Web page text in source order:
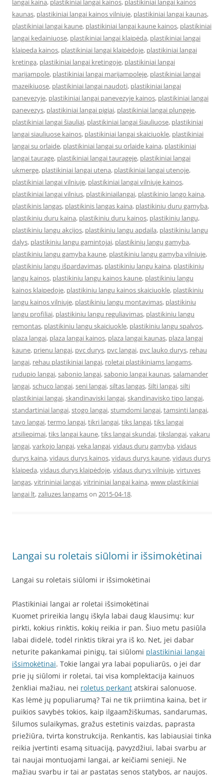
langai kaina, plastikiniai langai kainos, plastikiniai langai kainos
kaunas, plastikiniai langai kainos vilniuje, plastikiniai langai kaunas,
plastikiniai langai kaune, plastikiniai langai kaune kainos, plastikiniai
langai kedainiuose, plastikiniai langai klaipėda, plastikiniai langai
klaipeda kainos, plastikiniai langai klaipėdoje, plastikiniai langai
kretinga, plastikiniai langai kretingoje, plastikiniai langai
marijampole, plastikiniai langai marijampoleje, plastikiniai langai
mazeikiuose, plastikiniai langai naudoti, plastikiniai langai
panevezyje, plastikiniai langai panevezyje kainos, plastikiniai langai
panevezys, plastikiniai langai pigiai, plastikiniai langai plungeje,
plastikiniai langai šiauliai, plastikiniai langai šiauliuose, plastikiniai
langai siauliuose kainos, plastikiniai langai skaiciuokle, plastikiniai
langai su orlaide, plastikiniai langai su orlaide kaina, plastikiniai
langai taurage, plastikiniai langai taurageje, plastikiniai langai
ukmerge, plastikiniai langai utena, plastikiniai langai utenoje,
plastikiniai langai vilniuje, plastikiniai langai vilniuje kainos,
plastikiniai langai vilnius, plastikiniailangai, plastikinio lango kaina,
plastikinis langas, plastikinis langas kaina, plastikinių durų gamyba,
plastikiniu duru kaina, plastikiniu duru kainos, plastikinių langų,
plastikiniu langu akcijos, plastikiniu langu apdaila, plastikiniu langu
dalys, plastikiniu langu gamintojai, plastikinių langų gamyba,
plastikiniu langu gamyba kaune, plastikiniu langu gamyba vilniuje,
plastikinių langų išpardavimas, plastikinių langų kaina, plastikinių
langų kainos, plastikiniu langu kainos kaune, plastikiniu langu
kainos klaipedoje, plastikiniu langu kainos skaiciuokle, plastikiniu
langu kainos vilniuje, plastikiniu langu montavimas, plastikiniu
langu profiliai, plastikiniu langu reguliavimas, plastikiniu langu
remontas, plastikiniu langu skaiciuokle, plastikiniu langu spalvos,
plaza langai, plaza langai kainos, plaza langai kaunas, plaza langai
kaune, prienu langai, pvc durys, pvc langai, pvc lauko durys, rehau
langai, rehau plastikiniai langai, roletai plastikiniams langams,
rudupio langai,sabonio langai,sabonio langai kaunas,salamander
langai,schuco langai,seni langai,siltas langas,šilti langai,silti
plastikiniai langai,skandinaviski langai,skandinavisko tipo langai,
standartiniai langai,stogo langai,stumdomi langai,tamsinti langai,
tavo langai,termo langai,tikri langai,tiks langai,tiks langai
atsiliepimai,tiks langai kaune,tiks langai skundai,tikslangai,vakaru
langai,varkojo langai,veka langai,vidaus durų gamyba,vidaus
durys kaina,vidaus durys kainos,vidaus durys kaune,vidaus durys
klaipeda,vidaus durys klaipėdoje,vidaus durys vilniuje,virtuves
langas,vitrininiai langai,vitrininiai langai kaina,www plastikiniai
langai lt,zaliuzes langamson 2015-04-18.
Langai su roletais siūlomi ir išsimokėtinai
Langai su roletais siūlomi ir išsimokėtinai
Plastikiniai langai ar roletai išsimokėtinai
Kuomet prireikia langų iškyla labai daug klausimų: kur
pirkti, kokius rinktis, kokių reikia ir pan. Šiuo metu pasiūla
labai didelė, todėl rinktis tikrai yra iš ko. Net, jei dabar
neturite pakankamai pinigų, tai siūlomi plastikiniai langai
išsimokėtinai. Tokie langai yra labai populiarūs, o jei dar
prie jų siūlomi ir roletai, tai visa komplektacija kainuos
ženkliai mažiau, nei roletus perkant atskirai salonuose.
Kas lėmė jų populiarumą? Tai ne tik priimtina kaina, bet ir
puikios savybės tokios, kaip ilgaamžiškumas, sandarumas,
šilumos sulaikymas, gražus estetinis vaizdas, paprasta
priežiūra, tvirta konstrukcija. Renkantis, kas labiausiai tinka
reikia įvertinti esamą situaciją, pavyzdžiui, labai svarbu ar
tai naujai montuojami langai, ar keičiami senieji. Ne
mažiau svarbu ir tai ar pastatas senos statybos, ar naujos.